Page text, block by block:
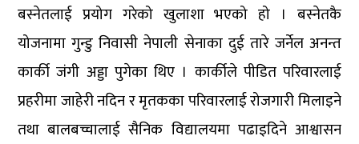
बस्नेतलाई प्रयोग गरेको खुलाशा भएको हो । बस्नेतकै
योजनामा गुन्डु निवासी नेपाली सेनाका दुई तारे जर्नेल अनन्त
कार्की जंगी अड्डा पुगेका थिए । कार्कीले पीडित परिवारलाई
प्रहरीमा जाहेरी नदिन र मृतकका परिवारलाई रोजगारी मिलाइने
तथा बालबच्चालाई सैनिक विद्यालयमा पढाइदिने आश्वासन